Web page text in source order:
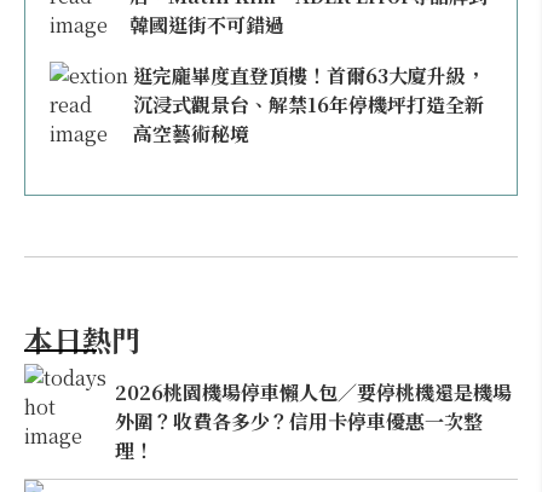
韓國逛街不可錯過
逛完龐畢度直登頂樓！首爾63大廈升級，
沉浸式觀景台、解禁16年停機坪打造全新
高空藝術秘境
本日熱門
2026桃園機場停車懶人包／要停桃機還是機場
外圍？收費各多少？信用卡停車優惠一次整
理！